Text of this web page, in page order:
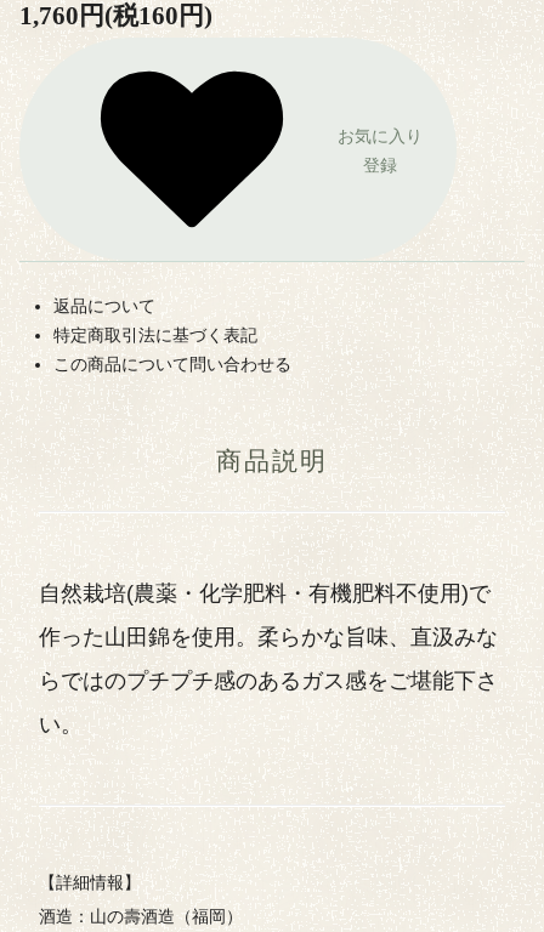
1,760円(税160円)
お気に入り
登録
返品について
特定商取引法に基づく表記
この商品について問い合わせる
商品説明
自然栽培(農薬・化学肥料・有機肥料不使用)で
作った山田錦を使用。柔らかな旨味、直汲みな
らではのプチプチ感のあるガス感をご堪能下さ
い。
【詳細情報】
酒造：山の壽酒造（福岡）